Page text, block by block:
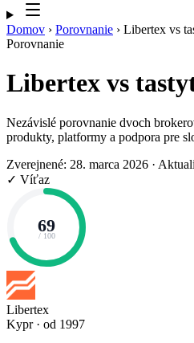
Domov › Porovnanie › Libertex vs
Porovnanie
Libertex vs
Nezávislé porovnanie dvoch
produkty, platformy a podpora pre
Zverejnené: 28. marca 2026 ·
✓ Víťaz
69
/ 100
Libertex
Kypr · od 1997